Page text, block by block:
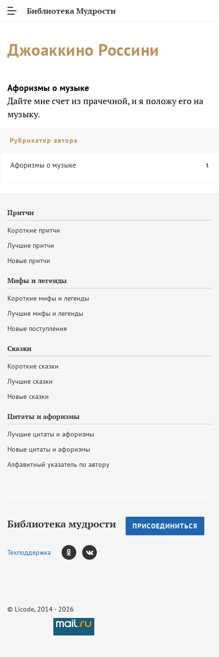
Библиотека Мудрости
Джоаккино Россини
Афоризмы о музыке
Дайте мне счет из прачечной, и я положу его на
музыку.
Рубрикатор автора
Афоризмы о музыке 1
Притчи
Короткие притчи
Лучшие притчи
Новые притчи
Мифы и легенды
Короткие мифы и легенды
Лучшие мифы и легенды
Новые поступления
Сказки
Короткие сказки
Лучшие сказки
Новые сказки
Цитаты и афоризмы
Лучшие цитаты и афоризмы
Новые цитаты и афоризмы
Алфавитный указатель по автору
Библиотека мудрости ПРИСОЕДИНИТЬСЯ
Техподдержка
© Licode, 2014 - 2026